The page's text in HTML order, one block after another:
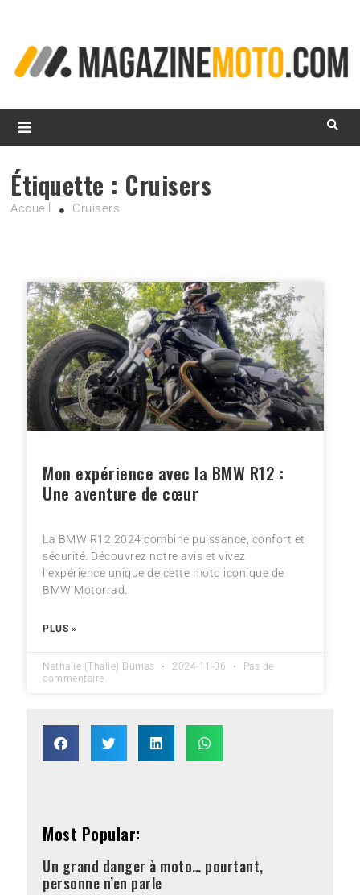
MagazineMoto.com
Étiquette : Cruisers
Accueil Cruisers
Mon expérience avec la BMW R12 :
Une aventure de cœur
La BMW R12 2024 combine puissance, confort et
sécurité. Découvrez notre avis et vivez
l’expérience unique de cette moto iconique de
BMW Motorrad.
PLUS »
Nathalie (Thalie) Dumas 2024-11-06
Pas de
commentaire
Most Popular:
Un grand danger à moto… pourtant,
personne n’en parle